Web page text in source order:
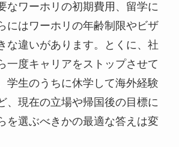
なワーホリの初期費用、留学に
にはワーホリの年齢制限やビザ
な違いがあります。とくに、社
一度キャリアをストップさせて
学生のうちに休学して海外経験
、現在の立場や帰国後の目標に
を選ぶべきかの最適な答えは変